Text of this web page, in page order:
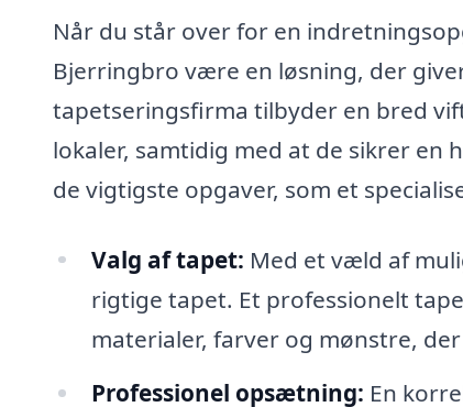
Når du står over for en
Bjerringbro være en løsning, der
tapetseringsfirma tilbyder en bred
lokaler, samtidig med at de sikrer
de vigtigste opgaver, som et
Valg af tapet: Med et væld af
rigtige tapet. Et professionelt
materialer, farver og mønstre,
Professionel opsætning: En